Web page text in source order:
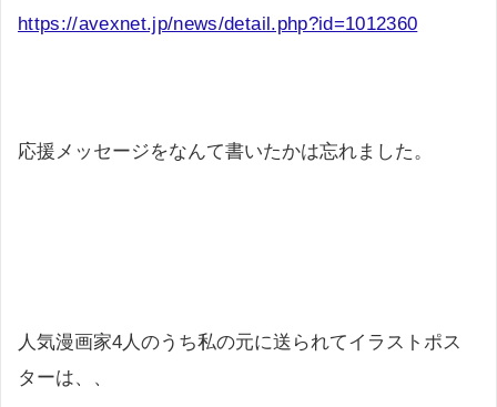
https://avexnet.jp/news/detail.php?id=1012360
応援メッセージをなんて書いたかは忘れました。
人気漫画家4人のうち私の元に送られてイラストポス
ターは、、